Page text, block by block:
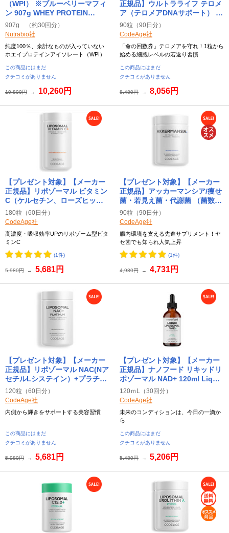
（WPI） ※ブルーベリーマフィ
ン 907g WHEY PROTEIN
ISOLATE ニュートラバイオ
(Nutrabio)
907g （約30回分）
Nutrabio社
純度100％、余計なものが入っていない
ホエイプロテインアイソレート（WPI）
この商品にはまだ
クチコミがありません
10,800円 → 10,260円
正規品】ウルトラライフ テロメ
ア（テロメアDNAサポート） 90
粒 Ultra Life Telomeres
CodeAge（コードエイジ）
90粒（90日分）
CodeAge社
「命の回数券」テロメアを守れ！1粒から
始める細胞レベルの若返り習慣
この商品にはまだ
クチコミがありません
8,480円 → 8,056円
【プレゼント対象】【メーカー
正規品】リポゾーマル ビタミン
C（ケルセチン、ローズヒッ
プ、亜鉛配合） 180粒
Liposomal Vitamin C+
180粒（60日分）
CodeAge社
高濃度・吸収効率UPのリポゾーム型ビタ
ミンC
(1件)
5,980円 → 5,681円
【プレゼント対象】【メーカー
正規品】アッカーマンシア/痩せ
菌・若見え菌・代謝菌 （菌数：
１億個） 90粒 Akkermansia
CodeAge（コードエイジ）
90粒（90日分）
CodeAge社
腸内環境を支える先進サプリメント！ヤ
セ菌でも知られ人気上昇
(1件)
4,980円 → 4,731円
【プレゼント対象】【メーカー
正規品】リポゾーマル NAC(Nア
セチルLシステイン）+プラチナ
ム 120粒 Liposomal NAC+
Platinum CodeAge（コード
120粒（60日分）
CodeAge社
内側から輝きをサポートする美容習慣
この商品にはまだ
クチコミがありません
5,980円 → 5,681円
【プレゼント対象】【メーカー
正規品】ナノフード リキッドリ
ポゾーマル NAD+ 120ml Liquid
Liposomal NAD CodeAge（コ
ードエイジ）
120ｍL（30回分）
CodeAge社
未来のコンディションは、今日の一滴か
ら
この商品にはまだ
クチコミがありません
5,480円 → 5,206円